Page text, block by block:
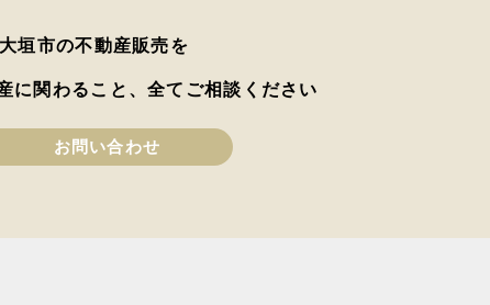
垣市の不動産販売を
に関わること、全てご相談ください
お問い合わせ